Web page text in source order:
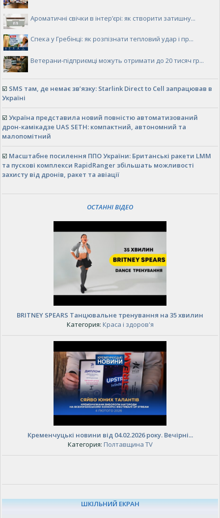
Ароматичні свічки в інтер’єрі: як створити затишну...
Спека у Гребінці: як розпізнати тепловий удар і пр...
Ветерани-підприємці можуть отримати до 20 тисяч гр...
☑️ SMS там, де немає зв’язку: Starlink Direct to Cell запрацював в
Україні
☑️ Україна представила новий повністю автоматизований
дрон-камікадзе UAS SETH: компактний, автономний та
малопомітний
☑️ Масштабне посилення ППО України: Британські ракети LMM
та пускові комплекси RapidRanger збільшать можливості
захисту від дронів, ракет та авіації
ОСТАННІ ВІДЕО
BRITNEY SPEARS Танцювальне тренування на 35 хвилин
Категория: Краса і здоров'я
Кременчуцькі новини від 04.02.2026 року. Вечірні...
Категория: Полтавщина TV
ШКІЛЬНИЙ ЕКРАН